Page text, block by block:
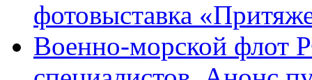
фотовыставка
Военно-морской флот